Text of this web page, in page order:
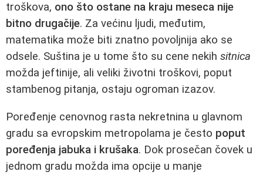
troškova, ono što ostane na kraju meseca nije
bitno drugačije. Za većinu ljudi, međutim,
matematika može biti znatno povoljnija ako se
odsele. Suština je u tome što su cene nekih sitnica
možda jeftinije, ali veliki životni troškovi, poput
stambenog pitanja, ostaju ogroman izazov.
Poređenje cenovnog rasta nekretnina u glavnom
gradu sa evropskim metropolama je često poput
poređenja jabuka i krušaka. Dok prosečan čovek u
jednom gradu možda ima opcije u manje